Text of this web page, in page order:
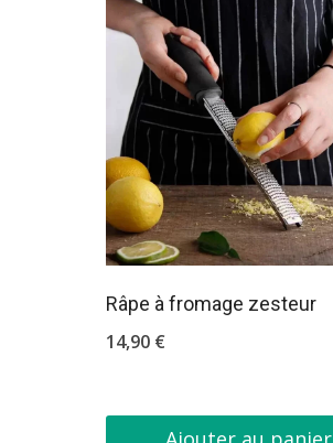
Râpe à fromage zesteur
14,90 €